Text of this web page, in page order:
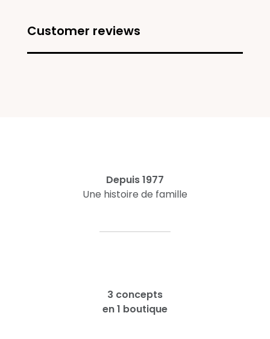
Customer reviews
Depuis 1977
Une histoire de famille
3 concepts
en 1 boutique